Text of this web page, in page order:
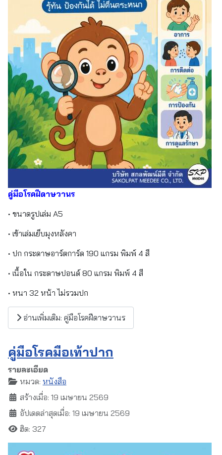
คู่มือโรคฝีดาษวานร
• ขนาดรูปเล่ม A5
• เข้าเล่มเย็บมุงหลังคา
• ปก กระดาษอาร์ตการ์ด 190 แกรม พิมพ์ 4 สี
• เนื้อใน กระดาษปอนด์ 80 แกรม พิมพ์ 4 สี
• หนา 32 หน้า ไม่รวมปก
อ่านเพิ่มเติม: คู่มือโรคฝีดาษวานร
คู่มือโรคมือเท้าปาก
รายละเอียด
หมวด: หนังสือ
สร้างเมื่อ: 19 เมษายน 2569
อัปเดตล่าสุดเมื่อ: 19 เมษายน 2569
ฮิต: 327